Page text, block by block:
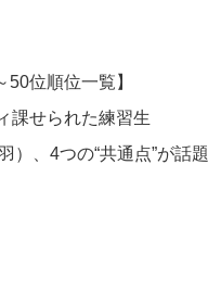
50位順位一覧】
課せられた練習生
）、4つの“共通点”が話題